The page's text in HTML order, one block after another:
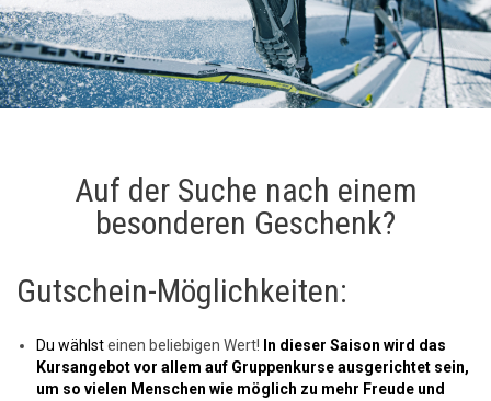
Auf der Suche nach einem
besonderen Geschenk?
Gutschein-Möglichkeiten:
Du wählsteinen beliebigen Wert! In dieser Saison wird das
Kursangebot vor allem auf Gruppenkurse ausgerichtet sein,
um so vielen Menschen wie möglich zu mehr Freude und